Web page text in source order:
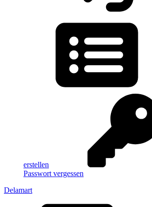
erstellen
Passwort vergessen
Delamart